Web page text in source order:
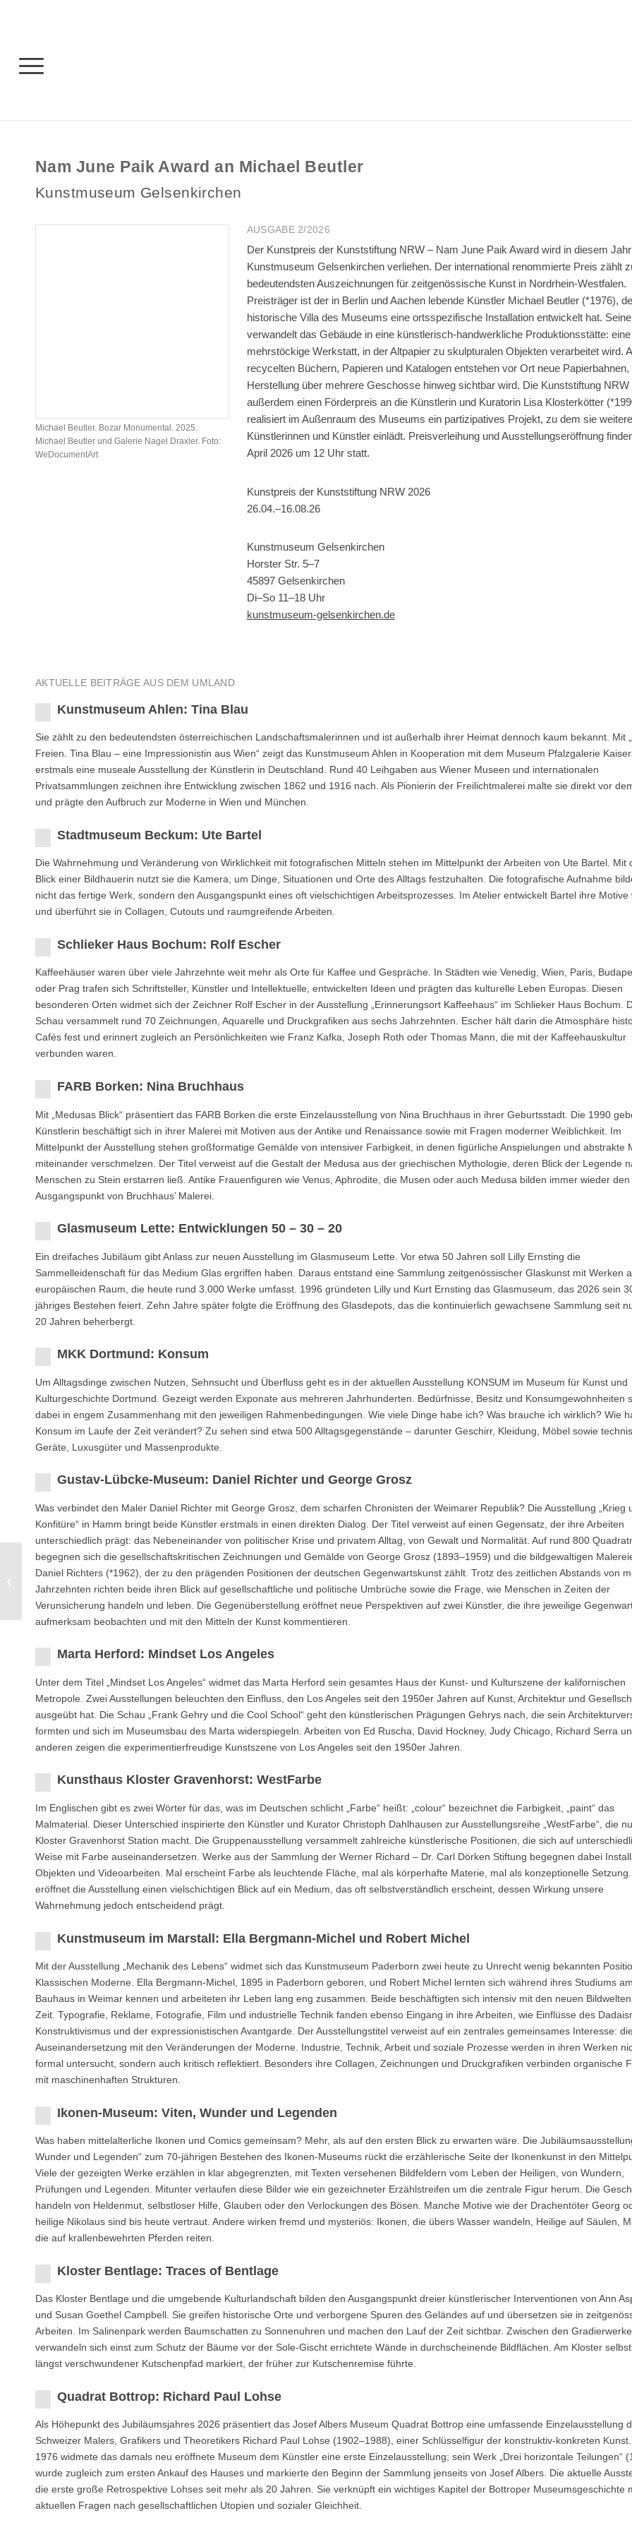
Nam June Paik Award an Michael Beutler
Kunstmuseum Gelsenkirchen
Michael Beutler. Bozar Monumental. 2025.
Michael Beutler und Galerie Nagel Draxler. Foto:
WeDocumentArt
AUSGABE 2/2026
Der Kunstpreis der Kunststiftung NRW – Nam June Paik Award wird in diesem
Kunstmuseum Gelsenkirchen verliehen. Der international renommierte Preis zählt
bedeutendsten Auszeichnungen für zeitgenössische Kunst in Nordrhein-Westfalen.
Preisträger ist der in Berlin und Aachen lebende Künstler Michael Beutler (*1976),
historische Villa des Museums eine ortsspezifische Installation entwickelt hat.
verwandelt das Gebäude in eine künstlerisch-handwerkliche Produktionsstätte: eine
mehrstöckige Werkstatt, in der Altpapier zu skulpturalen Objekten verarbeitet wird.
recycelten Büchern, Papieren und Katalogen entstehen vor Ort neue Papierbahnen,
Herstellung über mehrere Geschosse hinweg sichtbar wird. Die Kunststiftung NRW
außerdem einen Förderpreis an die Künstlerin und Kuratorin Lisa Klosterkötter
realisiert im Außenraum des Museums ein partizipatives Projekt, zu dem sie weitere
Künstlerinnen und Künstler einlädt. Preisverleihung und Ausstellungseröffnung
April 2026 um 12 Uhr statt.
Kunstpreis der Kunststiftung NRW 2026
26.04.–16.08.26
Kunstmuseum Gelsenkirchen
Horster Str. 5–7
45897 Gelsenkirchen
Di–So 11–18 Uhr
kunstmuseum-gelsenkirchen.de
AKTUELLE BEITRÄGE AUS DEM UMLAND
Kunstmuseum Ahlen: Tina Blau
Sie zählt zu den bedeutendsten österreichischen Landschaftsmalerinnen und ist außerhalb ihrer Heimat dennoch kaum bekannt. Mit
Freien. Tina Blau – eine Impressionistin aus Wien“ zeigt das Kunstmuseum Ahlen in Kooperation mit dem Museum Pfalzgalerie
erstmals eine museale Ausstellung der Künstlerin in Deutschland. Rund 40 Leihgaben aus Wiener Museen und internationalen
Privatsammlungen zeichnen ihre Entwicklung zwischen 1862 und 1916 nach. Als Pionierin der Freilichtmalerei malte sie direkt vor
und prägte den Aufbruch zur Moderne in Wien und München.
Stadtmuseum Beckum: Ute Bartel
Die Wahrnehmung und Veränderung von Wirklichkeit mit fotografischen Mitteln stehen im Mittelpunkt der Arbeiten von Ute Bartel. Mit
Blick einer Bildhauerin nutzt sie die Kamera, um Dinge, Situationen und Orte des Alltags festzuhalten. Die fotografische Aufnahme
nicht das fertige Werk, sondern den Ausgangspunkt eines oft vielschichtigen Arbeitsprozesses. Im Atelier entwickelt Bartel ihre Motive
und überführt sie in Collagen, Cutouts und raumgreifende Arbeiten.
Schlieker Haus Bochum: Rolf Escher
Kaffeehäuser waren über viele Jahrzehnte weit mehr als Orte für Kaffee und Gespräche. In Städten wie Venedig, Wien, Paris,
oder Prag trafen sich Schriftsteller, Künstler und Intellektuelle, entwickelten Ideen und prägten das kulturelle Leben Europas. Diesen
besonderen Orten widmet sich der Zeichner Rolf Escher in der Ausstellung „Erinnerungsort Kaffeehaus“ im Schlieker Haus Bochum.
Schau versammelt rund 70 Zeichnungen, Aquarelle und Druckgrafiken aus sechs Jahrzehnten. Escher hält darin die Atmosphäre
Cafés fest und erinnert zugleich an Persönlichkeiten wie Franz Kafka, Joseph Roth oder Thomas Mann, die mit der Kaffeehauskultur
verbunden waren.
FARB Borken: Nina Bruchhaus
Mit „Medusas Blick“ präsentiert das FARB Borken die erste Einzelausstellung von Nina Bruchhaus in ihrer Geburtsstadt. Die 1990
Künstlerin beschäftigt sich in ihrer Malerei mit Motiven aus der Antike und Renaissance sowie mit Fragen moderner Weiblichkeit. Im
Mittelpunkt der Ausstellung stehen großformatige Gemälde von intensiver Farbigkeit, in denen figürliche Anspielungen und abstrakte
miteinander verschmelzen. Der Titel verweist auf die Gestalt der Medusa aus der griechischen Mythologie, deren Blick der Legende
Menschen zu Stein erstarren ließ. Antike Frauenfiguren wie Venus, Aphrodite, die Musen oder auch Medusa bilden immer wieder den
Ausgangspunkt von Bruchhaus’ Malerei.
Glasmuseum Lette: Entwicklungen 50 – 30 – 20
Ein dreifaches Jubiläum gibt Anlass zur neuen Ausstellung im Glasmuseum Lette. Vor etwa 50 Jahren soll Lilly Ernsting die
Sammelleidenschaft für das Medium Glas ergriffen haben. Daraus entstand eine Sammlung zeitgenössischer Glaskunst mit Werken
europäischen Raum, die heute rund 3.000 Werke umfasst. 1996 gründeten Lilly und Kurt Ernsting das Glasmuseum, das 2026 sein
jähriges Bestehen feiert. Zehn Jahre später folgte die Eröffnung des Glasdepots, das die kontinuierlich gewachsene Sammlung seit
20 Jahren beherbergt.
MKK Dortmund: Konsum
Um Alltagsdinge zwischen Nutzen, Sehnsucht und Überfluss geht es in der aktuellen Ausstellung KONSUM im Museum für Kunst und
Kulturgeschichte Dortmund. Gezeigt werden Exponate aus mehreren Jahrhunderten. Bedürfnisse, Besitz und Konsumgewohnheiten
dabei in engem Zusammenhang mit den jeweiligen Rahmenbedingungen. Wie viele Dinge habe ich? Was brauche ich wirklich? Wie
Konsum im Laufe der Zeit verändert? Zu sehen sind etwa 500 Alltagsgegenstände – darunter Geschirr, Kleidung, Möbel sowie
Geräte, Luxusgüter und Massenprodukte.
Gustav-Lübcke-Museum: Daniel Richter und George Grosz
Was verbindet den Maler Daniel Richter mit George Grosz, dem scharfen Chronisten der Weimarer Republik? Die Ausstellung „Krieg
Konfitüre“ in Hamm bringt beide Künstler erstmals in einen direkten Dialog. Der Titel verweist auf einen Gegensatz, der ihre Arbeiten
unterschiedlich prägt: das Nebeneinander von politischer Krise und privatem Alltag, von Gewalt und Normalität. Auf rund 800
begegnen sich die gesellschaftskritischen Zeichnungen und Gemälde von George Grosz (1893–1959) und die bildgewaltigen
Daniel Richters (*1962), der zu den prägenden Positionen der deutschen Gegenwartskunst zählt. Trotz des zeitlichen Abstands von
Jahrzehnten richten beide ihren Blick auf gesellschaftliche und politische Umbrüche sowie die Frage, wie Menschen in Zeiten der
Verunsicherung handeln und leben. Die Gegenüberstellung eröffnet neue Perspektiven auf zwei Künstler, die ihre jeweilige
aufmerksam beobachten und mit den Mitteln der Kunst kommentieren.
Marta Herford: Mindset Los Angeles
Unter dem Titel „Mindset Los Angeles“ widmet das Marta Herford sein gesamtes Haus der Kunst- und Kulturszene der kalifornischen
Metropole. Zwei Ausstellungen beleuchten den Einfluss, den Los Angeles seit den 1950er Jahren auf Kunst, Architektur und
ausgeübt hat. Die Schau „Frank Gehry und die Cool School“ geht den künstlerischen Prägungen Gehrys nach, die sein
formten und sich im Museumsbau des Marta widerspiegeln. Arbeiten von Ed Ruscha, David Hockney, Judy Chicago, Richard Serra
anderen zeigen die experimentierfreudige Kunstszene von Los Angeles seit den 1950er Jahren.
Kunsthaus Kloster Gravenhorst: WestFarbe
Im Englischen gibt es zwei Wörter für das, was im Deutschen schlicht „Farbe“ heißt: „colour“ bezeichnet die Farbigkeit, „paint“ das
Malmaterial. Dieser Unterschied inspirierte den Künstler und Kurator Christoph Dahlhausen zur Ausstellungsreihe „WestFarbe“, die
Kloster Gravenhorst Station macht. Die Gruppenausstellung versammelt zahlreiche künstlerische Positionen, die sich auf
Weise mit Farbe auseinandersetzen. Werke aus der Sammlung der Werner Richard – Dr. Carl Dörken Stiftung begegnen dabei
Objekten und Videoarbeiten. Mal erscheint Farbe als leuchtende Fläche, mal als körperhafte Materie, mal als konzeptionelle
eröffnet die Ausstellung einen vielschichtigen Blick auf ein Medium, das oft selbstverständlich erscheint, dessen Wirkung unsere
Wahrnehmung jedoch entscheidend prägt.
Kunstmuseum im Marstall: Ella Bergmann-Michel und Robert Michel
Mit der Ausstellung „Mechanik des Lebens“ widmet sich das Kunstmuseum Paderborn zwei heute zu Unrecht wenig bekannten
Klassischen Moderne. Ella Bergmann-Michel, 1895 in Paderborn geboren, und Robert Michel lernten sich während ihres Studiums am
Bauhaus in Weimar kennen und arbeiteten ihr Leben lang eng zusammen. Beide beschäftigten sich intensiv mit den neuen
Zeit. Typografie, Reklame, Fotografie, Film und industrielle Technik fanden ebenso Eingang in ihre Arbeiten, wie Einflüsse des
Konstruktivismus und der expressionistischen Avantgarde. Der Ausstellungstitel verweist auf ein zentrales gemeinsames Interesse: die
Auseinandersetzung mit den Veränderungen der Moderne. Industrie, Technik, Arbeit und soziale Prozesse werden in ihren Werken
formal untersucht, sondern auch kritisch reflektiert. Besonders ihre Collagen, Zeichnungen und Druckgrafiken verbinden organische
mit maschinenhaften Strukturen.
Ikonen-Museum: Viten, Wunder und Legenden
Was haben mittelalterliche Ikonen und Comics gemeinsam? Mehr, als auf den ersten Blick zu erwarten wäre. Die
Wunder und Legenden“ zum 70-jährigen Bestehen des Ikonen-Museums rückt die erzählerische Seite der Ikonenkunst in den
Viele der gezeigten Werke erzählen in klar abgegrenzten, mit Texten versehenen Bildfeldern vom Leben der Heiligen, von Wundern,
Prüfungen und Legenden. Mitunter verlaufen diese Bilder wie ein gezeichneter Erzählstreifen um die zentrale Figur herum. Die
handeln von Heldenmut, selbstloser Hilfe, Glauben oder den Verlockungen des Bösen. Manche Motive wie der Drachentöter Georg
heilige Nikolaus sind bis heute vertraut. Andere wirken fremd und mysteriös: Ikonen, die übers Wasser wandeln, Heilige auf Säulen,
die auf krallenbewehrten Pferden reiten.
Kloster Bentlage: Traces of Bentlage
Das Kloster Bentlage und die umgebende Kulturlandschaft bilden den Ausgangspunkt dreier künstlerischer Interventionen von Ann
und Susan Goethel Campbell. Sie greifen historische Orte und verborgene Spuren des Geländes auf und übersetzen sie in
Arbeiten. Im Salinenpark werden Baumschatten zu Sonnenuhren und machen den Lauf der Zeit sichtbar. Zwischen den
verwandeln sich einst zum Schutz der Bäume vor der Sole-Gischt errichtete Wände in durchscheinende Bildflächen. Am Kloster
längst verschwundener Kutschenpfad markiert, der früher zur Kutschenremise führte.
Quadrat Bottrop: Richard Paul Lohse
Als Höhepunkt des Jubiläumsjahres 2026 präsentiert das Josef Albers Museum Quadrat Bottrop eine umfassende Einzelausstellung
Schweizer Malers, Grafikers und Theoretikers Richard Paul Lohse (1902–1988), einer Schlüsselfigur der konstruktiv-konkreten
1976 widmete das damals neu eröffnete Museum dem Künstler eine erste Einzelausstellung; sein Werk „Drei horizontale Teilungen“
wurde zugleich zum ersten Ankauf des Hauses und markierte den Beginn der Sammlung jenseits von Josef Albers. Die aktuelle
die erste große Retrospektive Lohses seit mehr als 20 Jahren. Sie verknüpft ein wichtiges Kapitel der Bottroper Museumsgeschichte
aktuellen Fragen nach gesellschaftlichen Utopien und sozialer Gleichheit.
Marta Herford: ars viva
2026